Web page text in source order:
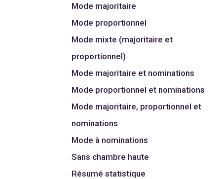
Mode majoritaire
Mode proportionnel
Mode mixte (majoritaire et
proportionnel)
Mode majoritaire et nominations
Mode proportionnel et nominations
Mode majoritaire, proportionnel et
nominations
Mode à nominations
Sans chambre haute
Résumé statistique